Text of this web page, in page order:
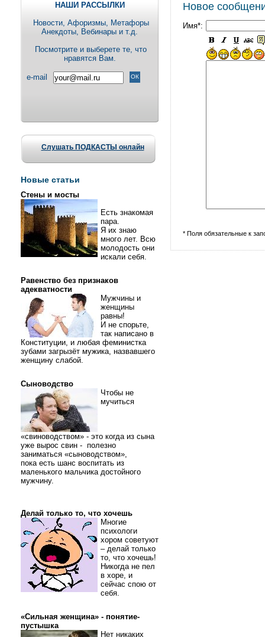
НАШИ РАССЫЛКИ
Новости, Aфоризмы, Метафоры
Анекдоты, Вебинары и т.д.
Посмотрите и выберете те, что
нравятся Вам.
e-mail
Слушать ПОДКАСТЫ онлайн
Новые статьи
Стены и мосты
Есть знакомая
пара.
Я их знаю
много лет. Всю
молодость они
искали себя.
Равенство без признаков
адекватности
Мужчины и
женщины
равны!
И не спорьте,
так написано в
Конституции, и любая феминистка
зубами загрызёт мужика, назвавшего
женщину слабой.
Сыноводство
Чтобы не
мучиться
«свиноводством» - это когда из сына
уже вырос свин - полезно
заниматься «сыноводством»,
пока есть шанс воспитать из
маленького мальчика достойного
мужчину.
Делай только то, что хочешь
Многие
психологи
хором советуют
– делай только
то, что хочешь!
Никогда не пел
в хоре, и
сейчас спою от
себя.
«Сильная женщина» - понятие-
пустышка
Нет никаких
Новое
Имя*:
* Поля обязательные к